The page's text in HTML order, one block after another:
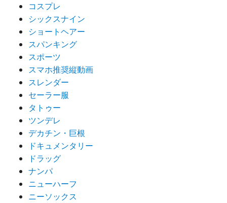
コスプレ
シックスナイン
ショートヘアー
スパンキング
スポーツ
スマホ推奨縦動画
スレンダー
セーラー服
タトゥー
ツンデレ
デカチン・巨根
ドキュメンタリー
ドラッグ
ナンパ
ニューハーフ
ニーソックス